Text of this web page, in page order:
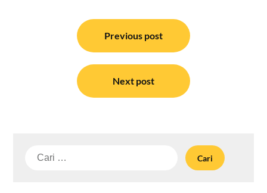
Previous post
Next post
Cari